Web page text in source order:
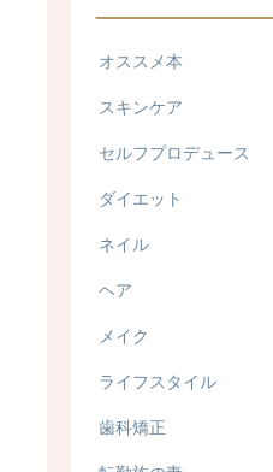
オススメ本
スキンケア
セルフプロデュース
ダイエット
ネイル
ヘア
メイク
ライフスタイル
歯科矯正